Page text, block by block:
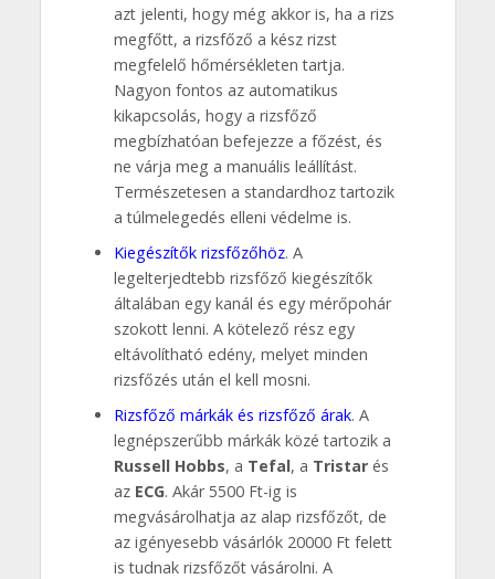
azt jelenti, hogy még akkor is, ha a rizs
megfőtt, a rizsfőző a kész rizst
megfelelő hőmérsékleten tartja.
Nagyon fontos az automatikus
kikapcsolás, hogy a rizsfőző
megbízhatóan befejezze a főzést, és
ne várja meg a manuális leállítást.
Természetesen a standardhoz tartozik
a túlmelegedés elleni védelme is.
Kiegészítők rizsfőzőhöz. A
legelterjedtebb rizsfőző kiegészítők
általában egy kanál és egy mérőpohár
szokott lenni. A kötelező rész egy
eltávolítható edény, melyet minden
rizsfőzés után el kell mosni.
Rizsfőző márkák és rizsfőző árak. A
legnépszerűbb márkák közé tartozik a
Russell Hobbs, a Tefal, a Tristarés
az ECG. Akár 5500 Ft-ig is
megvásárolhatja az alap rizsfőzőt, de
az igényesebb vásárlók 20000 Ft felett
is tudnak rizsfőzőt vásárolni. A